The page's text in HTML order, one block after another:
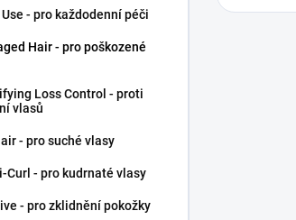
- pro každodenní péči
Hair - pro poškozené
Loss Control - proti
vlasů
- pro suché vlasy
Curl - pro kudrnaté vlasy
- pro zklidnění pokožky